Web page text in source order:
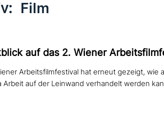
Film
auf das 2. Wiener
Arbeitsfilmfestival hat erneut gezeigt, wie
Arbeit auf der Leinwand verhandelt werden